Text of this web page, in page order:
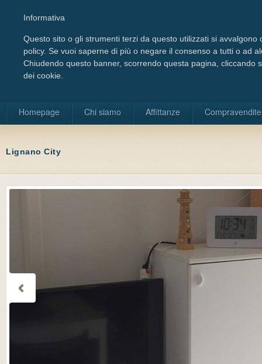
Homepage Chi siamo Affittanze Compravendite
Lignano City
Informativa
Questo sito o gli strumenti terzi da questo utilizzati si
policy. Se vuoi saperne di più o negare il consenso a tutti o ad
Chiudendo questo banner, scorrendo questa pagina, cliccando
dei cookie.